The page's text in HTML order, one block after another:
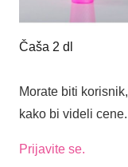
Čaša 2 dl
Morate biti korisnik,
kako bi videli cene.
Prijavite se.